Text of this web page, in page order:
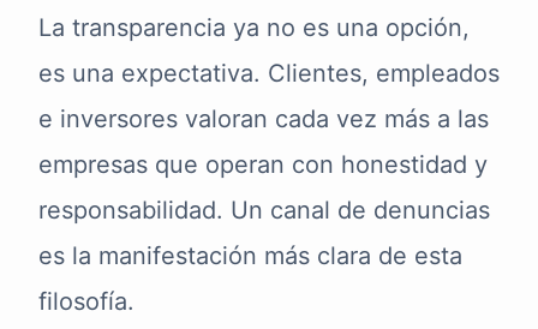
La transparencia ya no es una opción,
es una expectativa. Clientes, empleados
e inversores valoran cada vez más a las
empresas que operan con honestidad y
responsabilidad. Un canal de denuncias
es la manifestación más clara de esta
filosofía.